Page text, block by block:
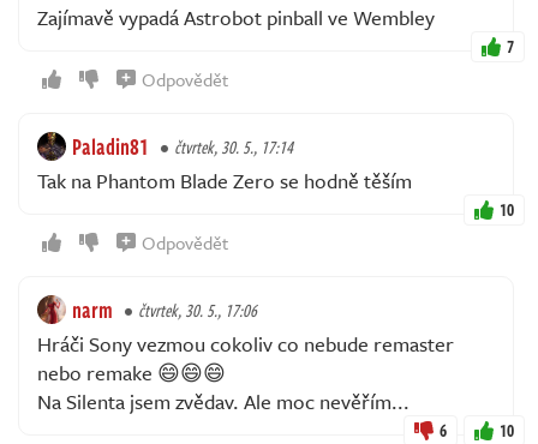
Zajímavě vypadá Astrobot pinball ve Wembley
7
Odpovědět
Paladin81 čtvrtek, 30. 5., 17:14
Tak na Phantom Blade Zero se hodně těším
10
Odpovědět
narm čtvrtek, 30. 5., 17:06
Hráči Sony vezmou cokoliv co nebude remaster
nebo remake 😄😄😄
Na Silenta jsem zvědav. Ale moc nevěřím...
6 10